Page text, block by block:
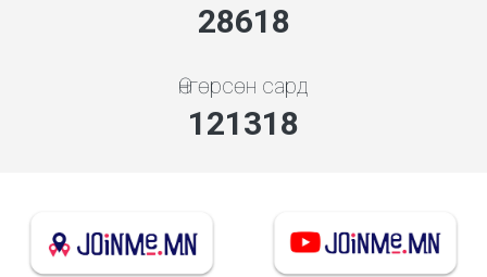
30662
Өнгөрсөн сард
135316